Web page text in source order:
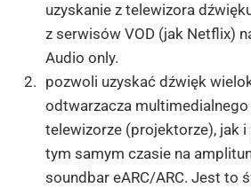
uzyskanie z telewizora
z serwisów VOD (jak Netflix)
Audio only.
pozwoli uzyskać dźwięk
odtwarzacza
telewizorze (projektorze), jak i
tym samym czasie na
soundbar eARC/ARC. Jest to